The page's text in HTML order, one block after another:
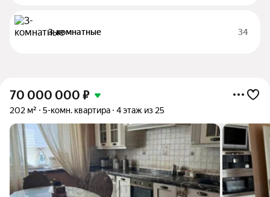
3-комнатные 34
70 000 000 ₽
202 м² 5-комн. квартира 4 этаж из 25